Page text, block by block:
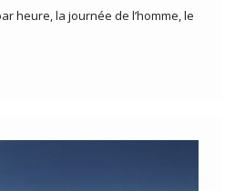
heure, la journée de l’homme, le